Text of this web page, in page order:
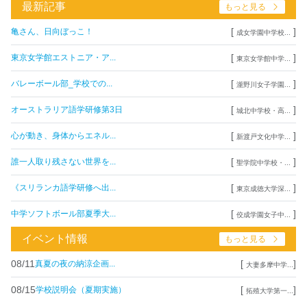
最新記事 もっと見る
亀さん、日向ぼっこ！ [ 成女学園中学校... ]
東京女学館エストニア・ア... [ 東京女学館中学... ]
バレーボール部_学校での... [ 瀧野川女子学園... ]
オーストラリア語学研修第3日 [ 城北中学校・高... ]
心が動き、身体からエネル... [ 新渡戸文化中学... ]
誰一人取り残さない世界を... [ 聖学院中学校・... ]
《スリランカ語学研修へ出... [ 東京成徳大学深... ]
中学ソフトボール部夏季大... [ 佼成学園女子中... ]
イベント情報 もっと見る
08/11 真夏の夜の納涼企画... [ 大妻多摩中学... ]
08/15学校説明会（夏期実施） [ 拓殖大学第一... ]